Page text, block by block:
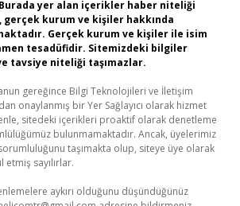
yer alan içerikler haber niteliği
gerçek kurum ve kişiler hakkında
Gerçek kurum ve kişiler ile isim
tesadüfidir. Sitemizdeki bilgiler
tavsiye niteliği taşımazlar.
gereğince Bilgi Teknolojileri ve İletişim
onaylanmış bir Yer Sağlayıcı olarak hizmet
sitedeki içerikleri proaktif olarak denetleme
bulunmamaktadır. Ancak, üyelerimiz
taşımakta olup, siteye üye olarak
sayılırlar.
aykırı olduğunu düşündüğünüz